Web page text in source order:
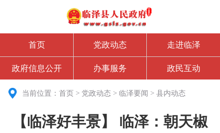
首页 党政动态 走进临泽
政府信息公开 办事服务 政民互动
当前位置：首页 > 党政动态 > 临泽要闻 >县内动态
【临泽好丰景】 临泽：朝天椒